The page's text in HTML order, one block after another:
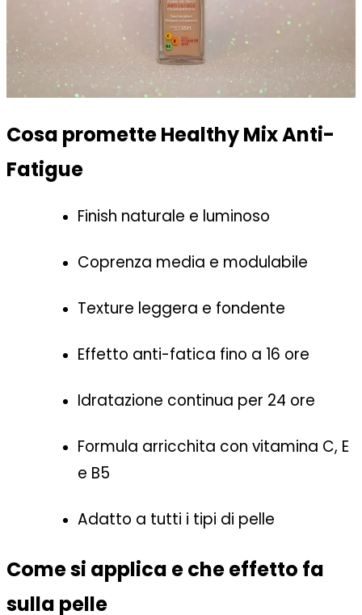
Cosa promette Healthy Mix Anti-
Fatigue
Finish naturale e luminoso
Coprenza media e modulabile
Texture leggera e fondente
Effetto anti-fatica fino a 16 ore
Idratazione continua per 24 ore
Formula arricchita con vitamina C, E
e B5
Adatto a tutti i tipi di pelle
Come si applica e che effetto fa
sulla pelle